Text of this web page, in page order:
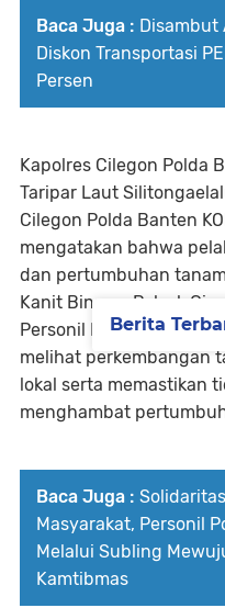
Baca Juga : Disambut
Diskon Transportasi
Persen
Kapolres Cilegon Polda
Taripar Laut
Cilegon Polda Banten
mengatakan bahwa
dan pertumbuhan
Kanit Binmas Polsek
Personil
melihat perkembangan
lokal serta memastikan
menghambat
Baca Juga :
Masyarakat, Personil
Melalui Subling
Kamtibmas
Berita